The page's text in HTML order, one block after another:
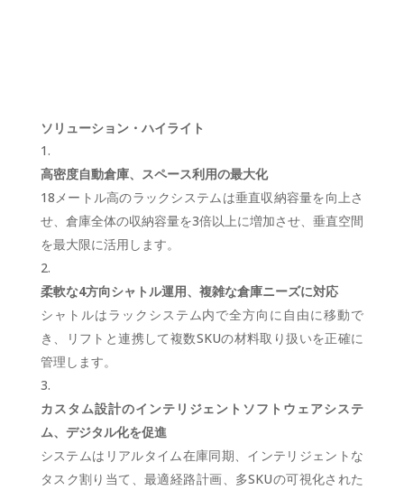
ソリューション・ハイライト
高密度自動倉庫、スペース利用の最大化
18メートル高のラックシステムは垂直収納容量を向上さ
せ、倉庫全体の収納容量を3倍以上に増加させ、垂直空間
を最大限に活用します。
柔軟な4方向シャトル運用、複雑な倉庫ニーズに対応
シャトルはラックシステム内で全方向に自由に移動で
き、リフトと連携して複数SKUの材料取り扱いを正確に
管理します。
カスタム設計のインテリジェントソフトウェアシステ
ム、デジタル化を促進
システムはリアルタイム在庫同期、インテリジェントな
タスク割り当て、最適経路計画、多SKUの可視化された